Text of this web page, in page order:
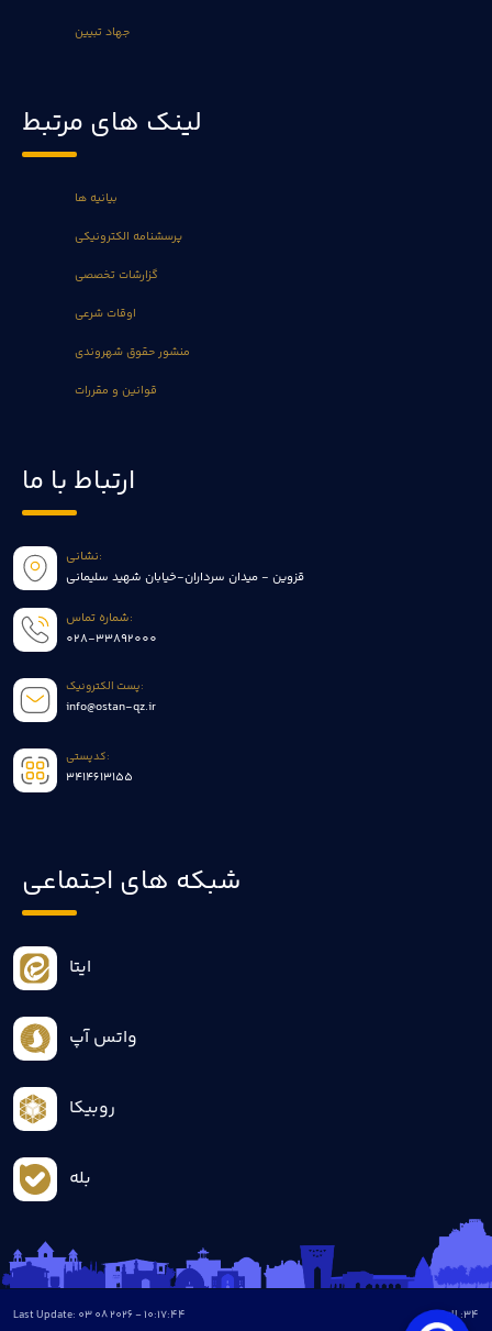
جهاد تبیین
لینک های مرتبط
بیانیه ها
پرسشنامه الکترونیکی
گزارشات تخصصی
اوقات شرعی
منشور حقوق شهروندی
قوانین و مقررات
ارتباط با ما
نشانی:
قزوین - میدان سرداران-خیابان شهید سلیمانی
شماره تماس:
028-33892000
پست الکترونیک:
info@ostan-qz.ir
کدپستی:
3414613155
شبکه های اجتماعی
ایتا
واتس آپ
روبیکا
بله
Last Update: 03 08 2026 - 10:17:44 all :34